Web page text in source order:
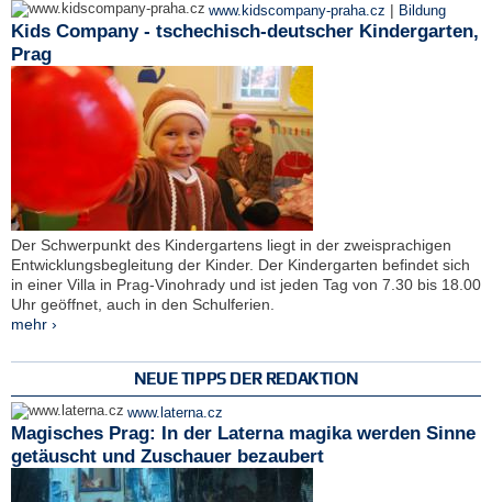
www.kidscompany-praha.cz | Bildung
Kids Company - tschechisch-deutscher Kindergarten,
Prag
Der Schwerpunkt des Kindergartens liegt in der zweisprachigen
Entwicklungsbegleitung der Kinder. Der Kindergarten befindet sich
in einer Villa in Prag-Vinohrady und ist jeden Tag von 7.30 bis 18.00
Uhr geöffnet, auch in den Schulferien.
mehr ›
NEUE TIPPS DER REDAKTION
www.laterna.cz
Magisches Prag: In der Laterna magika werden Sinne
getäuscht und Zuschauer bezaubert